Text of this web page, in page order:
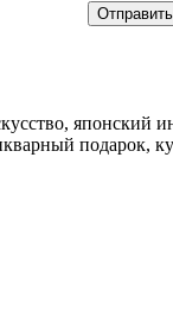
японский
подарок,